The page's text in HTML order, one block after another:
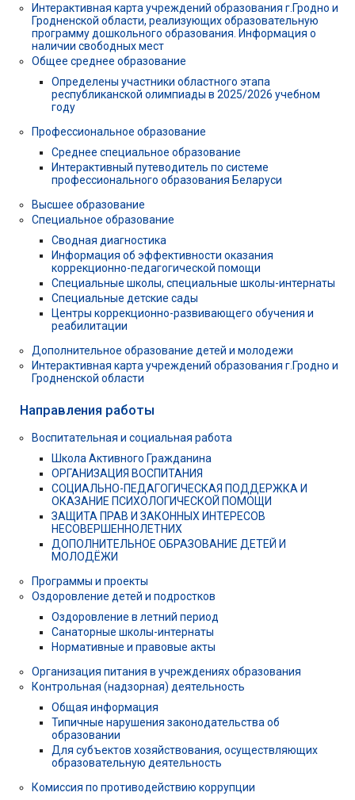
Интерактивная карта учреждений образования г.Гродно и
Гродненской области, реализующих образовательную
программу дошкольного образования. Информация о
наличии свободных мест
Общее среднее образование
Определены участники областного этапа
республиканской олимпиады в 2025/2026 учебном
году
Профессиональное образование
Среднее специальное образование
Интерактивный путеводитель по системе
профессионального образования Беларуси
Высшее образование
Специальное образование
Сводная диагностика
Информация об эффективности оказания
коррекционно-педагогической помощи
Специальные школы, специальные школы-интернаты
Специальные детские сады
Центры коррекционно-развивающего обучения и
реабилитации
Дополнительное образование детей и молодежи
Интерактивная карта учреждений образования г.Гродно и
Гродненской области
Направления работы
Воспитательная и социальная работа
Школа Активного Гражданина
ОРГАНИЗАЦИЯ ВОСПИТАНИЯ
СОЦИАЛЬНО-ПЕДАГОГИЧЕСКАЯ ПОДДЕРЖКА И
ОКАЗАНИЕ ПСИХОЛОГИЧЕСКОЙ ПОМОЩИ
ЗАЩИТА ПРАВ И ЗАКОННЫХ ИНТЕРЕСОВ
НЕСОВЕРШЕННОЛЕТНИХ
ДОПОЛНИТЕЛЬНОЕ ОБРАЗОВАНИЕ ДЕТЕЙ И
МОЛОДЁЖИ
Программы и проекты
Оздоровление детей и подростков
Оздоровление в летний период
Санаторные школы-интернаты
Нормативные и правовые акты
Организация питания в учреждениях образования
Контрольная (надзорная) деятельность
Общая информация
Типичные нарушения законодательства об
образовании
Для субъектов хозяйствования, осуществляющих
образовательную деятельность
Комиссия по противодействию коррупции